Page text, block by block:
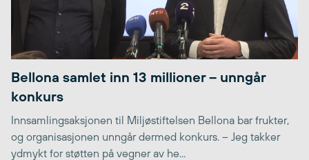
Bellona samlet inn 13 millioner – unngår
konkurs
Innsamlingsaksjonen til Miljøstiftelsen Bellona bar frukter,
og organisasjonen unngår dermed konkurs. – Jeg takker
ydmykt for støtten på vegner av he...